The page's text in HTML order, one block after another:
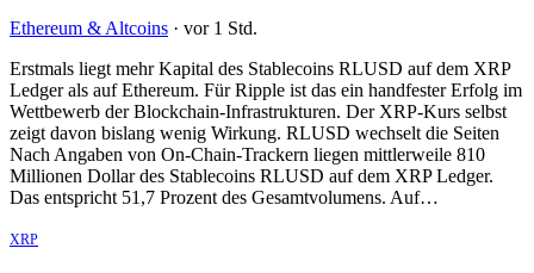
Ethereum & Altcoins · vor 1 Std.
Erstmals liegt mehr Kapital des Stablecoins RLUSD auf dem XRP
Ledger als auf Ethereum. Für Ripple ist das ein handfester Erfolg im
Wettbewerb der Blockchain-Infrastrukturen. Der XRP-Kurs selbst
zeigt davon bislang wenig Wirkung. RLUSD wechselt die Seiten
Nach Angaben von On-Chain-Trackern liegen mittlerweile 810
Millionen Dollar des Stablecoins RLUSD auf dem XRP Ledger.
Das entspricht 51,7 Prozent des Gesamtvolumens. Auf…
XRP